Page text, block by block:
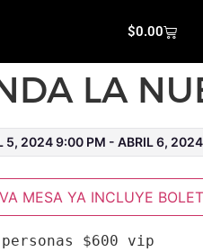
$0.00
LA
5, 2024 9:00 PM - ABRIL 6,
MESA YA INCLUYE
personas $600 vip